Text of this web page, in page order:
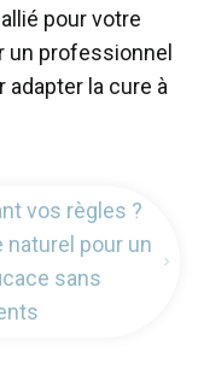
pour votre
un professionnel
adapter la cure à
vos règles ?
pour un
sans